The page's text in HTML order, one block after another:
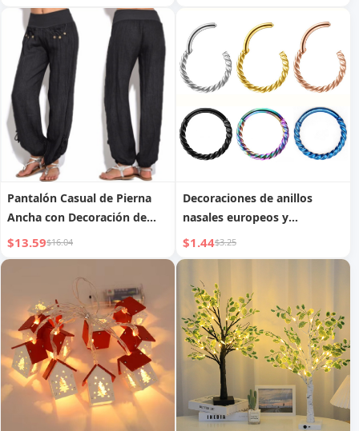
Desgaste, Resistente a la
Suciedad, Felpudo de
Dormitorio, Cómodo
Reposapiés
Pantalón Casual de Pierna
Ancha con Decoración de
Botones Sueltos
$13.59$16.04
Decoraciones de anillos
nasales europeos y
americanos
$1.44$3.25